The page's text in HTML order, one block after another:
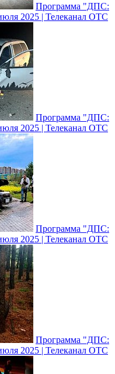
Программа "ДПС:
2025 | Телеканал ОТС
Программа "ДПС:
2025 | Телеканал ОТС
Программа "ДПС:
2025 | Телеканал ОТС
Программа "ДПС:
2025 | Телеканал ОТС